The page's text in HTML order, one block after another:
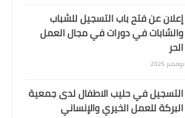
إعلان عن فتح باب التسجيل للشباب
والشابات في دورات في مجال العمل
الحر
التسجيل في حليب الاطفال لدى جمعية
البركة للعمل الخيري والإنساني